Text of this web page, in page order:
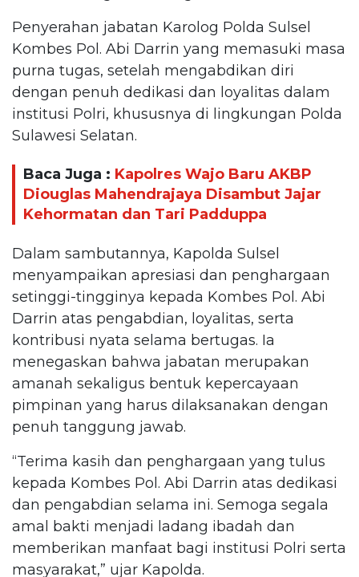
Penyerahan jabatan Karolog Polda Sulsel
Kombes Pol. Abi Darrin yang memasuki masa
purna tugas, setelah mengabdikan diri
dengan penuh dedikasi dan loyalitas dalam
institusi Polri, khususnya di lingkungan Polda
Sulawesi Selatan.
Baca Juga : Kapolres Wajo Baru AKBP
Diouglas Mahendrajaya Disambut Jajar
Kehormatan dan Tari Padduppa
Dalam sambutannya, Kapolda Sulsel
menyampaikan apresiasi dan penghargaan
setinggi-tingginya kepada Kombes Pol. Abi
Darrin atas pengabdian, loyalitas, serta
kontribusi nyata selama bertugas. Ia
menegaskan bahwa jabatan merupakan
amanah sekaligus bentuk kepercayaan
pimpinan yang harus dilaksanakan dengan
penuh tanggung jawab.
“Terima kasih dan penghargaan yang tulus
kepada Kombes Pol. Abi Darrin atas dedikasi
dan pengabdian selama ini. Semoga segala
amal bakti menjadi ladang ibadah dan
memberikan manfaat bagi institusi Polri serta
masyarakat,” ujar Kapolda.